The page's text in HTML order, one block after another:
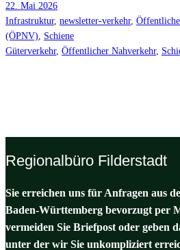
22. Mai 2026
Infrastruktur, newsletter-verkehr,
(ÖPNV), Schiene
Güterverkehr, Öffentlicher Nahverkehr,
Regionalbüro Filderstadt
Sie erreichen uns für Anfragen aus
Baden-Württemberg bevorzugt per
vermeiden Sie Briefpost oder geben
unter der wir Sie unkompliziert